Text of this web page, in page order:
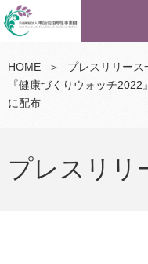
HOME ＞ プレスリリース
『健康づくりウォッチ
に配布
プレスリリ